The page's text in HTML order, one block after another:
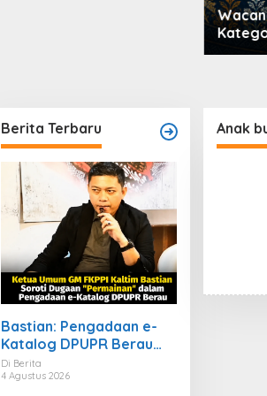
Berita Terbaru
Bastian: Pengadaan e-
Katalog DPUPR Berau
Harus Transparan,
Dugaan Permainan Tak
Di Berita
4 Agustus 2026
Anak